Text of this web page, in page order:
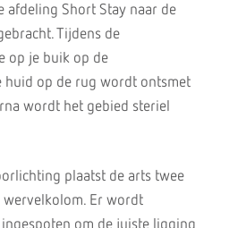
afdeling Short Stay naar de
Tijdens de
op je buik op de
huid op de rug wordt ontsmet
wordt het gebied steriel
plaatst de arts twee
wervelkolom. Er wordt
om de juiste ligging